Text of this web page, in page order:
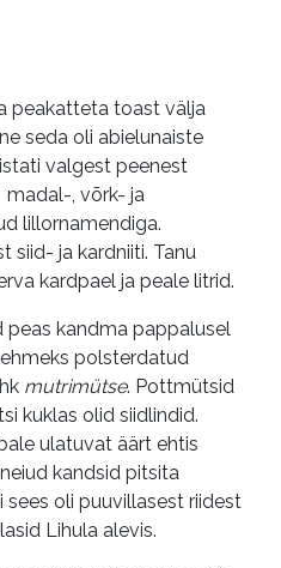
peakatteta toast välja
seda oli abielunaiste
valgest peenest
madal-, võrk- ja
lillornamendiga.
siid- ja kardniiti. Tanu
kardpael ja peale litrid.
peas kandma pappalusel
polsterdatud
mutrimütse. Pottmütsid
kuklas olid siidlindid.
ulatuvat äärt ehtis
kandsid pitsita
oli puuvillasest riidest
Lihula alevis.